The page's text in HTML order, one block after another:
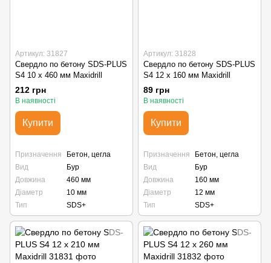
Артикул: 31827
Свердло по бетону SDS-PLUS
S4 10 х 460 мм Maxidrill
212 грн
В наявності
Купити
Призначення
Бетон, цегла
Вид
Бур
Довжина
460 мм
Діаметр
10 мм
Тип
SDS+
Артикул: 31828
Свердло по бетону SDS-PLUS
S4 12 х 160 мм Maxidrill
89 грн
В наявності
Купити
Призначення
Бетон, цегла
Вид
Бур
Довжина
160 мм
Діаметр
12 мм
Тип
SDS+